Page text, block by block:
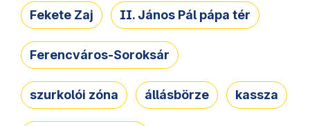
Fekete Zaj II. János Pál pápa tér
Ferencváros-Soroksár
szurkolói zóna állásbörze kassza